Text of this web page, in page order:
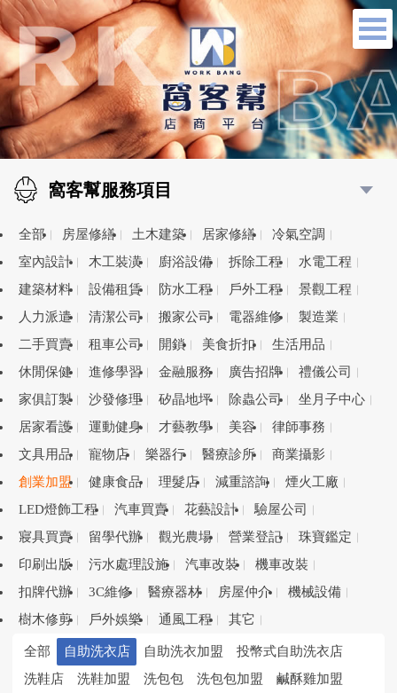
窩客幫服務項目
全部 房屋修繕 土木建築 居家修繕
冷氣空調
室內設計
木工裝潢 廚浴設備 拆除工程
水電工程
建築材料
設備租賃 防水工程 戶外工程
景觀工程
人力派遣
清潔公司 搬家公司 電器維修
製造業
二手買賣
租車公司 開鎖 美食折扣
生活用品
休閒保健
進修學習 金融服務 廣告招牌
禮儀公司
家俱訂製
沙發修理 矽晶地坪 除蟲公司
坐月子中心
居家看護
運動健身 才藝教學 美容
律師事務
文具用品
寵物店 樂器行 醫療診所
商業攝影
創業加盟
健康食品 理髮店 減重諮詢
煙火工廠
LED燈飾工程
汽車買賣 花藝設計
驗屋公司
寢具買賣
留學代辦 觀光農場 營業登記
珠寶鑑定
印刷出版
污水處理設施 汽車改裝
機車改裝
扣牌代辦
3C維修 醫療器材 房屋仲介
機械設備
樹木修剪
戶外娛樂 通風工程 其它
全部 自助洗衣店 自助洗衣加盟
投幣式自助洗衣店
洗鞋店
洗鞋加盟 洗包包 洗包包加盟
鹹酥雞加盟